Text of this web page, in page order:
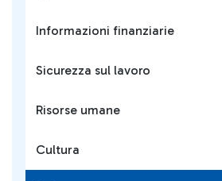
Informazioni finanziarie
Sicurezza sul lavoro
Risorse umane
Cultura